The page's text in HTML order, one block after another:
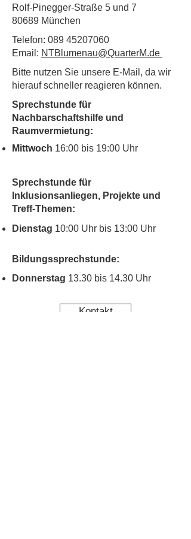
Rolf-Pinegger-Straße 5 und 7
80689 München
Telefon: 089 45207060
Email: NTBlumenau@QuarterM.de
Bitte nutzen Sie unsere E-Mail, da wir
hierauf schneller reagieren können.
Sprechstunde für
Nachbarschaftshilfe und
Raumvermietung:
Mittwoch 16:00 bis 19:00 Uhr
Sprechstunde für
Inklusionsanliegen, Projekte und
Treff-Themen:
Dienstag 10:00 Uhr bis 13:00 Uhr
Bildungssprechstunde:
Donnerstag 13.30 bis 14.30 Uhr
Kontakt